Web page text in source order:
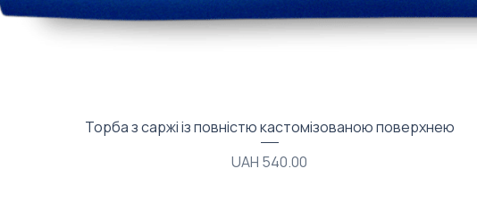
Quick View
Торба з саржі із повністю кастомізованою поверхнею
Price
UAH 540.00